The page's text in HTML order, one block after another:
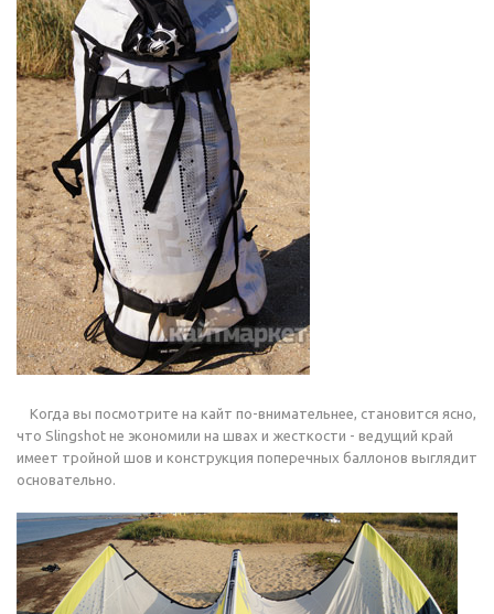
Когда вы посмотрите на кайт по-внимательнее, становится ясно,
что Slingshot не экономили на швах и жесткости - ведущий край
имеет тройной шов и конструкция поперечных баллонов выглядит
основательно.